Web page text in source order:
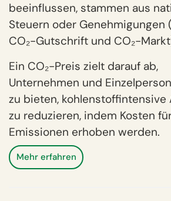
beeinflussen, stammen aus
Steuern oder Genehmigungen
CO₂-Gutschrift und CO₂-
Ein CO₂-Preis zielt darauf ab,
Unternehmen und
zu bieten,
zu reduzieren, indem Kosten
Emissionen erhoben werden.
Mehr erfahren